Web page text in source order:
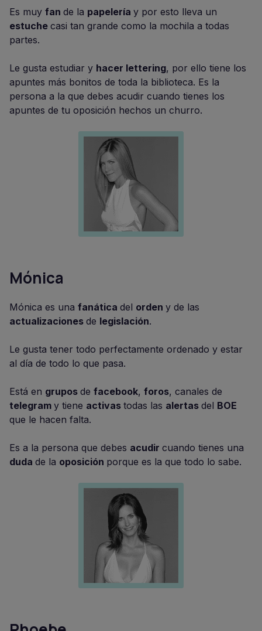
Es muy fan de la papelería y por esto lleva un
estuche casi tan grande como la mochila a todas
partes.
Le gusta estudiar y hacer lettering, por ello tiene los
apuntes más bonitos de toda la biblioteca. Es la
persona a la que debes acudir cuando tienes los
apuntes de tu oposición hechos un churro.
Mónica
Mónica es una fanática del orden y de las
actualizaciones de legislación.
Le gusta tener todo perfectamente ordenado y estar
al día de todo lo que pasa.
Está en grupos de facebook, foros, canales de
telegram y tiene activas todas las alertas del BOE
que le hacen falta.
Es a la persona que debes acudir cuando tienes una
duda de la oposición porque es la que todo lo sabe.